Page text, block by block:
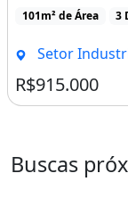
101m² de Área 3
Setor
R$915.000
Buscas